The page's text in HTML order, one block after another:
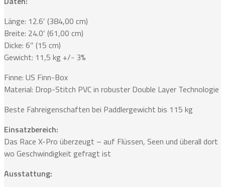
Länge: 12.6′ (384,00 cm)
Breite: 24.0′ (61,00 cm)
Dicke: 6″ (15 cm)
Gewicht: 11,5 kg +/- 3%
Finne: US Finn-Box
Material: Drop-Stitch PVC in robuster Double Layer Technologie
Beste Fahreigenschaften bei Paddlergewicht bis 115 kg
Einsatzbereich:
Das Race X-Pro überzeugt – auf Flüssen, Seen und überall dort
wo Geschwindigkeit gefragt ist
Ausstattung: